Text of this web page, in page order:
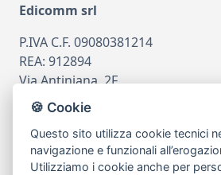
Edicomm srl
P.IVA C.F. 09080381214
REA: 912894
Via Antiniana, 2F
80078 Pozzuoli
tel081.7515380
emailinfo@edicomm.it
🍪 Cookie
Questo sito utilizza cookie tecnici
navigazione e funzionali
Utilizziamo i cookie anche per